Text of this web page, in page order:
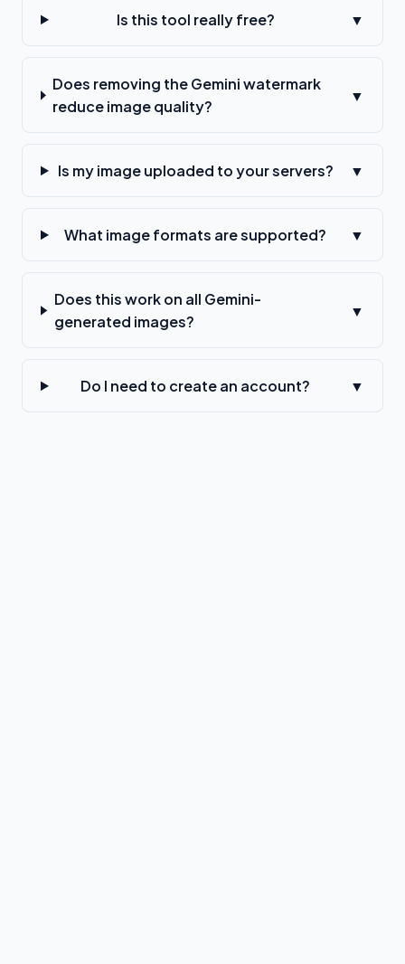
Is this tool really free? ▼
Does removing the Gemini watermark
reduce image quality?
▼
Is my image uploaded to your servers? ▼
What image formats are supported? ▼
Does this work on all Gemini-
generated images?
▼
Do I need to create an account? ▼